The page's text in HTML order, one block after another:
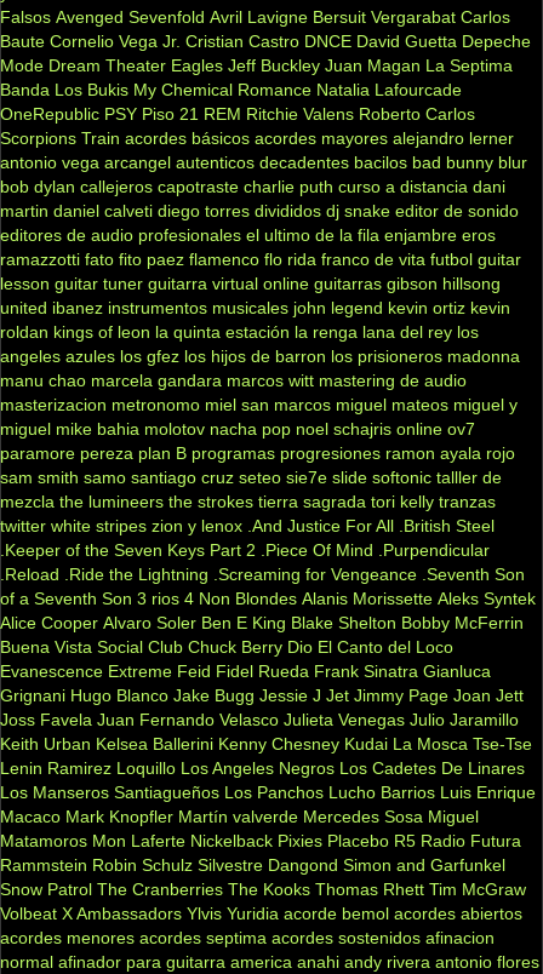
Falsos Avenged Sevenfold Avril Lavigne Bersuit Vergarabat Carlos
Baute Cornelio Vega Jr. Cristian Castro DNCE David Guetta Depeche
Mode Dream Theater Eagles Jeff Buckley Juan Magan La Septima
Banda Los Bukis My Chemical Romance Natalia Lafourcade
OneRepublic PSY Piso 21 REM Ritchie Valens Roberto Carlos
Scorpions Train acordes básicos acordes mayores alejandro lerner
antonio vega arcangel autenticos decadentes bacilos bad bunny blur
bob dylan callejeros capotraste charlie puth curso a distancia dani
martin daniel calveti diego torres divididos dj snake editor de sonido
editores de audio profesionales el ultimo de la fila enjambre eros
ramazzotti fato fito paez flamenco flo rida franco de vita futbol guitar
lesson guitar tuner guitarra virtual online guitarras gibson hillsong
united ibanez instrumentos musicales john legend kevin ortiz kevin
roldan kings of leon la quinta estación la renga lana del rey los
angeles azules los gfez los hijos de barron los prisioneros madonna
manu chao marcela gandara marcos witt mastering de audio
masterizacion metronomo miel san marcos miguel mateos miguel y
miguel mike bahia molotov nacha pop noel schajris online ov7
paramore pereza plan B programas progresiones ramon ayala rojo
sam smith samo santiago cruz seteo sie7e slide softonic talller de
mezcla the lumineers the strokes tierra sagrada tori kelly tranzas
twitter white stripes zion y lenox .And Justice For All .British Steel
.Keeper of the Seven Keys Part 2
.Piece Of Mind
.Purpendicular
.Reload
.Ride the Lightning .Screaming for Vengeance .Seventh Son
of a Seventh Son 3 rios 4 Non Blondes Alanis Morissette Aleks Syntek
Alice Cooper Alvaro Soler Ben E King Blake Shelton Bobby McFerrin
Buena Vista Social Club Chuck Berry Dio El Canto del Loco
Evanescence Extreme Feid Fidel Rueda Frank Sinatra Gianluca
Grignani Hugo Blanco Jake Bugg Jessie J Jet Jimmy Page Joan Jett
Joss Favela Juan Fernando Velasco Julieta Venegas Julio Jaramillo
Keith Urban Kelsea Ballerini Kenny Chesney Kudai La Mosca Tse-Tse
Lenin Ramirez Loquillo Los Angeles Negros Los Cadetes De Linares
Los Manseros Santiagueños Los Panchos Lucho Barrios Luis Enrique
Macaco Mark Knopfler Martín valverde Mercedes Sosa Miguel
Matamoros Mon Laferte Nickelback Pixies Placebo R5 Radio Futura
Rammstein Robin Schulz Silvestre Dangond Simon and Garfunkel
Snow Patrol The Cranberries The Kooks Thomas Rhett Tim McGraw
Volbeat X Ambassadors Ylvis Yuridia acorde bemol acordes abiertos
acordes menores acordes septima acordes sostenidos afinacion
normal afinador para guitarra america anahi andy rivera antonio flores